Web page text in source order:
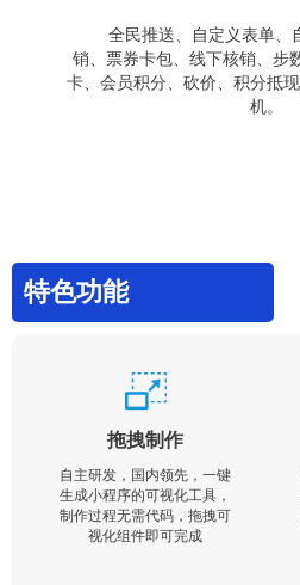
全民推送、自定义表单、
销、票券卡包、线下核销、步
卡、会员积分、砍价、积分抵
机。
特色功能
拖拽制作
自主研发，国内领先，一键
生成小程序的可视化工具，
制作过程无需代码，拖拽可
视化组件即可完成